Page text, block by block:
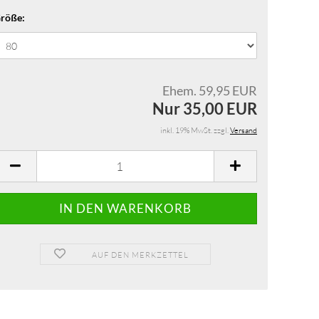
Ehem. 59,95 EUR
Nur 35,00 EUR
inkl. 19% MwSt. zzgl.Versand
AUF DEN MERKZETTEL